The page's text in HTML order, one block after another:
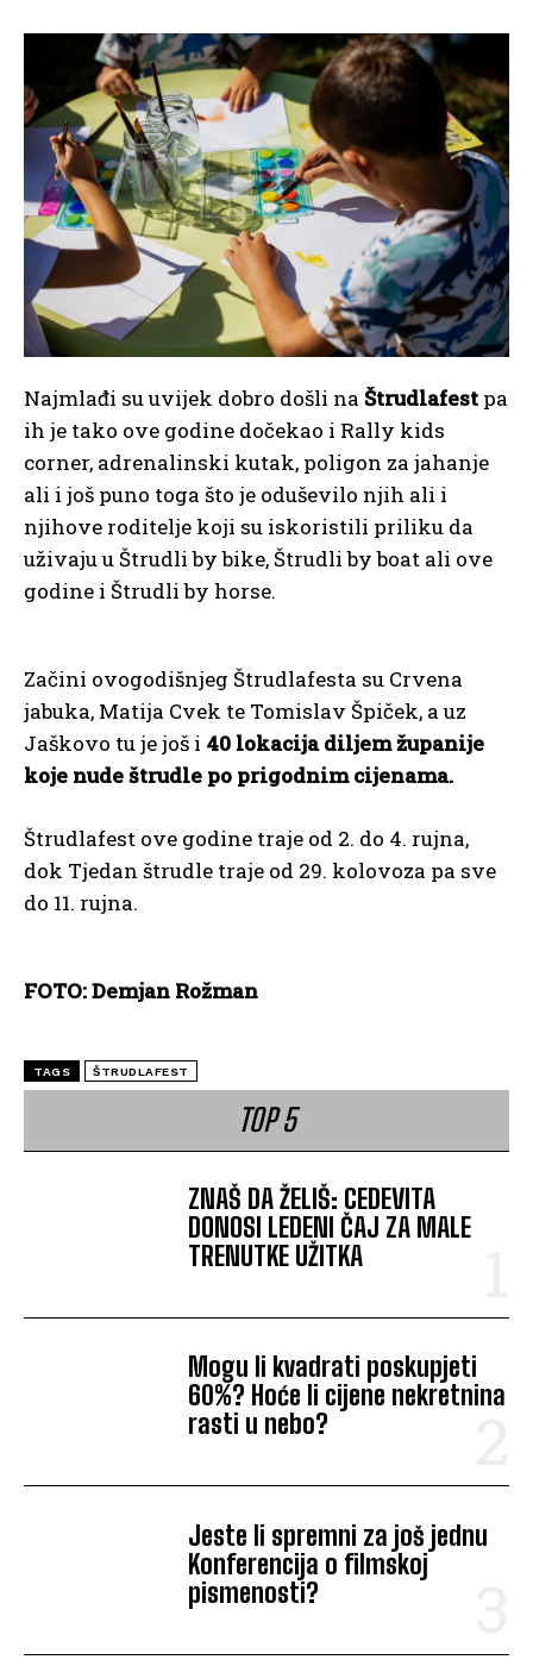
Najmlađi su uvijek dobro došli na Štrudlafest pa
ih je tako ove godine dočekao i Rally kids
corner, adrenalinski kutak, poligon za jahanje
ali i još puno toga što je oduševilo njih ali i
njihove roditelje koji su iskoristili priliku da
uživaju u Štrudli by bike, Štrudli by boat ali ove
godine i Štrudli by horse.
Začini ovogodišnjeg Štrudlafesta su Crvena
jabuka, Matija Cvek te Tomislav Špiček, a uz
Jaškovo tu je još i 40 lokacija diljem županije
koje nude štrudle po prigodnim cijenama.
Štrudlafest ove godine traje od 2. do 4. rujna,
dok Tjedan štrudle traje od 29. kolovoza pa sve
do 11. rujna.
FOTO: Demjan Rožman
TAGS ŠTRUDLAFEST
TOP 5
ZNAŠ DA ŽELIŠ: CEDEVITA
DONOSI LEDENI ČAJ ZA MALE
TRENUTKE UŽITKA
Mogu li kvadrati poskupjeti
60%? Hoće li cijene nekretnina
rasti u nebo?
Jeste li spremni za još jednu
Konferencija o filmskoj
pismenosti?